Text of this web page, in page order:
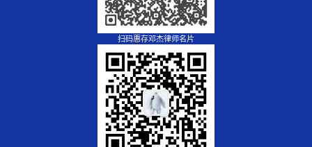
扫码惠存邓杰律师名片